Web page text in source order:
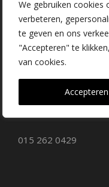
We gebruiken cookies
verbeteren,
te geven en ons
"Accepteren" te
van cookies.
Accepteren
Kwekerij
Vrederustlaan 10
2645 AW Delfgauw
015 262 0429